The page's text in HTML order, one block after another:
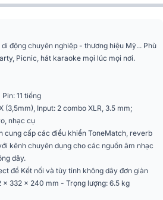
Du lịch, phòng khách, Phòng làm
việc
Bluetooth 4.0
AUX 3.5mm, Micro 6.5mm, Guitar,
XLR
Bose Connect
Đen
động chuyên nghiệp - thương hiệu Mỹ... Phù
Picnic, hát karaoke mọi lúc mọi nơi.
11 tiếng
(3,5mm), Input: 2 combo XLR, 3.5 mm;
nhạc cụ
cung cấp các điều khiển ToneMatch, reverb
kênh chuyên dụng cho các nguồn âm nhạc
dây.
để Kết nối và tùy tỉnh không dây đơn giản
x 332 x 240 mm - Trọng lượng: 6.5 kg